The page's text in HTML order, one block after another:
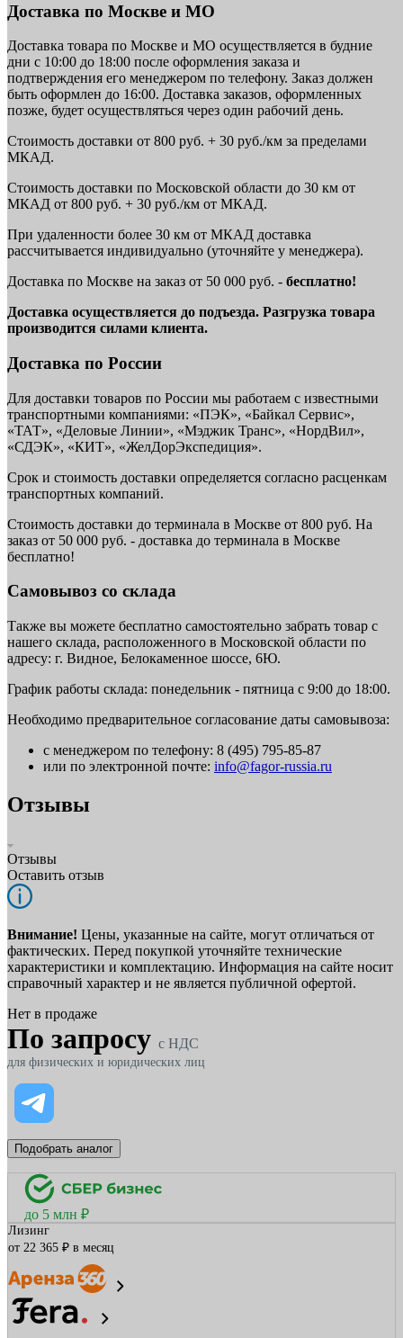
Доставка по Москве и МО
Доставка товара по Москве и МО осуществляется в будние
дни с 10:00 до 18:00 после оформления заказа и
подтверждения его менеджером по телефону. Заказ должен
быть оформлен до 16:00. Доставка заказов, оформленных
позже, будет осуществляться через один рабочий день.
Стоимость доставки от 800 руб. + 30 руб./км за пределами
МКАД.
Стоимость доставки по Московской области до 30 км от
МКАД от 800 руб. + 30 руб./км от МКАД.
При удаленности более 30 км от МКАД доставка
рассчитывается индивидуально (уточняйте у менеджера).
Доставка по Москве на заказ от 50 000 руб. - бесплатно!
Доставка осуществляется до подъезда. Разгрузка товара
производится силами клиента.
Доставка по России
Для доставки товаров по России мы работаем с известными
транспортными компаниями: «ПЭК», «Байкал Сервис»,
«ТАТ», «Деловые Линии», «Мэджик Транс», «НордВил»,
«СДЭК», «КИТ», «ЖелДорЭкспедиция».
Срок и стоимость доставки определяется согласно расценкам
транспортных компаний.
Стоимость доставки до терминала в Москве от 800 руб. На
заказ от 50 000 руб. - доставка до терминала в Москве
бесплатно!
Самовывоз со склада
Также вы можете бесплатно самостоятельно забрать товар с
нашего склада, расположенного в Московской области по
адресу: г. Видное, Белокаменное шоссе, 6Ю.
График работы склада: понедельник - пятница с 9:00 до 18:00.
Необходимо предварительное согласование даты самовывоза:
с менеджером по телефону: 8 (495) 795-85-87
или по электронной почте: info@fagor-russia.ru
Отзывы
Отзывы
Оставить отзыв
Внимание! Цены, указанные на сайте, могут отличаться от
фактических. Перед покупкой уточняйте технические
характеристики и комплектацию. Информация на сайте носит
справочный характер и не является публичной офертой.
Нет в продаже
По запросу c НДС
для физических и юридических лиц
Подобрать аналог
до 5 млн ₽
Лизинг
от 22 365 ₽ в месяц